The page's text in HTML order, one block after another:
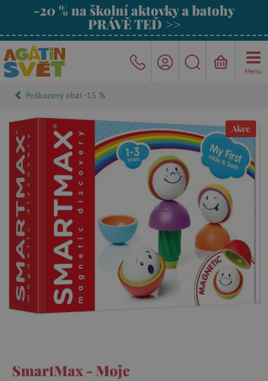
-20 % na školní aktovky a batohy
PRÁVĚ TEĎ >>
Menu
Poškozený obal -15 %
Akce
SmartMax - Moje